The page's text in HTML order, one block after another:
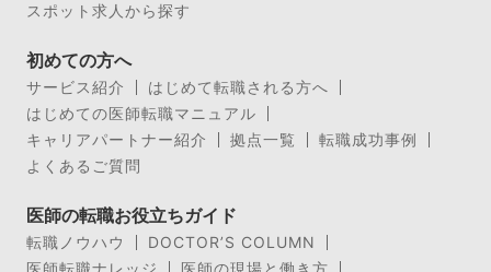
スポット求人から探す
初めての方へ
サービス紹介
はじめて転職される方へ
はじめての医師転職マニュアル
キャリアパートナー紹介
拠点一覧
転職成功事例
よくあるご質問
医師の転職お役立ちガイド
転職ノウハウ
DOCTOR’S COLUMN